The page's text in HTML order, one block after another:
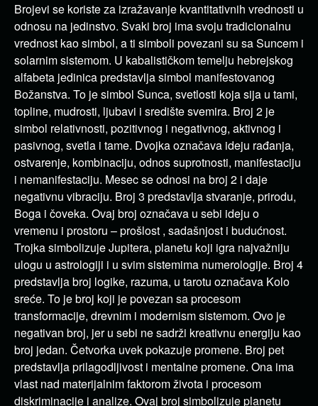
Brojevi se koriste za izražavanje kvantitativnih vrednosti u
odnosu na jedinstvo. Svaki broj ima svoju tradicionalnu
vrednost kao simbol, a ti simboli povezani su sa Suncem i
solarnim sistemom. U kabalističkom temelju hebrejskog
alfabeta jedinica predstavlja simbol manifestovanog
Božanstva. To je simbol Sunca, svetlosti koja sija u tami,
topline, mudrosti, ljubavi i središte svemira. Broj 2 je
simbol relativnosti, pozitivnog i negativnog, aktivnog i
pasivnog, svetla i tame. Dvojka označava ideju rađanja,
ostvarenje, kombinaciju, odnos suprotnosti, manifestaciju
i nemanifestaciju. Mesec se odnosi na broj 2 i daje
negativnu vibraciju. Broj 3 predstavlja stvaranje, prirodu,
Boga i čoveka. Ovaj broj označava u sebi ideju o
vremenu i prostoru – prošlost , sadašnjost i budućnost.
Trojka simbolizuje Jupitera, planetu koji igra najvažniju
ulogu u astrologiji i u svim sistemima numerologije. Broj 4
predstavlja broj logike, razuma, u tarotu označava Kolo
sreće. To je broj koji je povezan sa procesom
transformacije, drevnim i modernism sistemom. Ovo je
negativan broj, jer u sebi ne sadrži kreativnu energiju kao
broj jedan. Četvorka uvek pokazuje promene. Broj pet
predstavlja prilagodljivost i mentalne promene. Ona ima
vlast nad materijalnim faktorom života i procesom
diskriminacije i analize. Ovaj broj simbolizuje planetu